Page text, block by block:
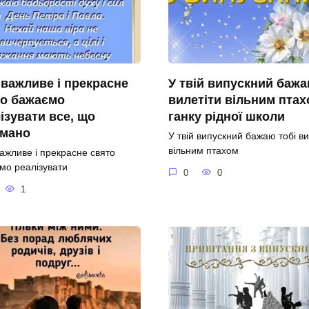
і прекрасне
бажаємо
все, що
і прекрасне свято
реалізувати
1
У твій випускний
вилетіти вільним
ганку рідної школи
У твій випускний бажаю тобі
вільним птахом
0 0